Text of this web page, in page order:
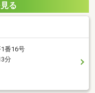
る
番16号
分